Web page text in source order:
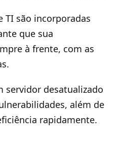
TI são incorporadas
que sua
à frente, com as
servidor desatualizado
além de
rapidamente.